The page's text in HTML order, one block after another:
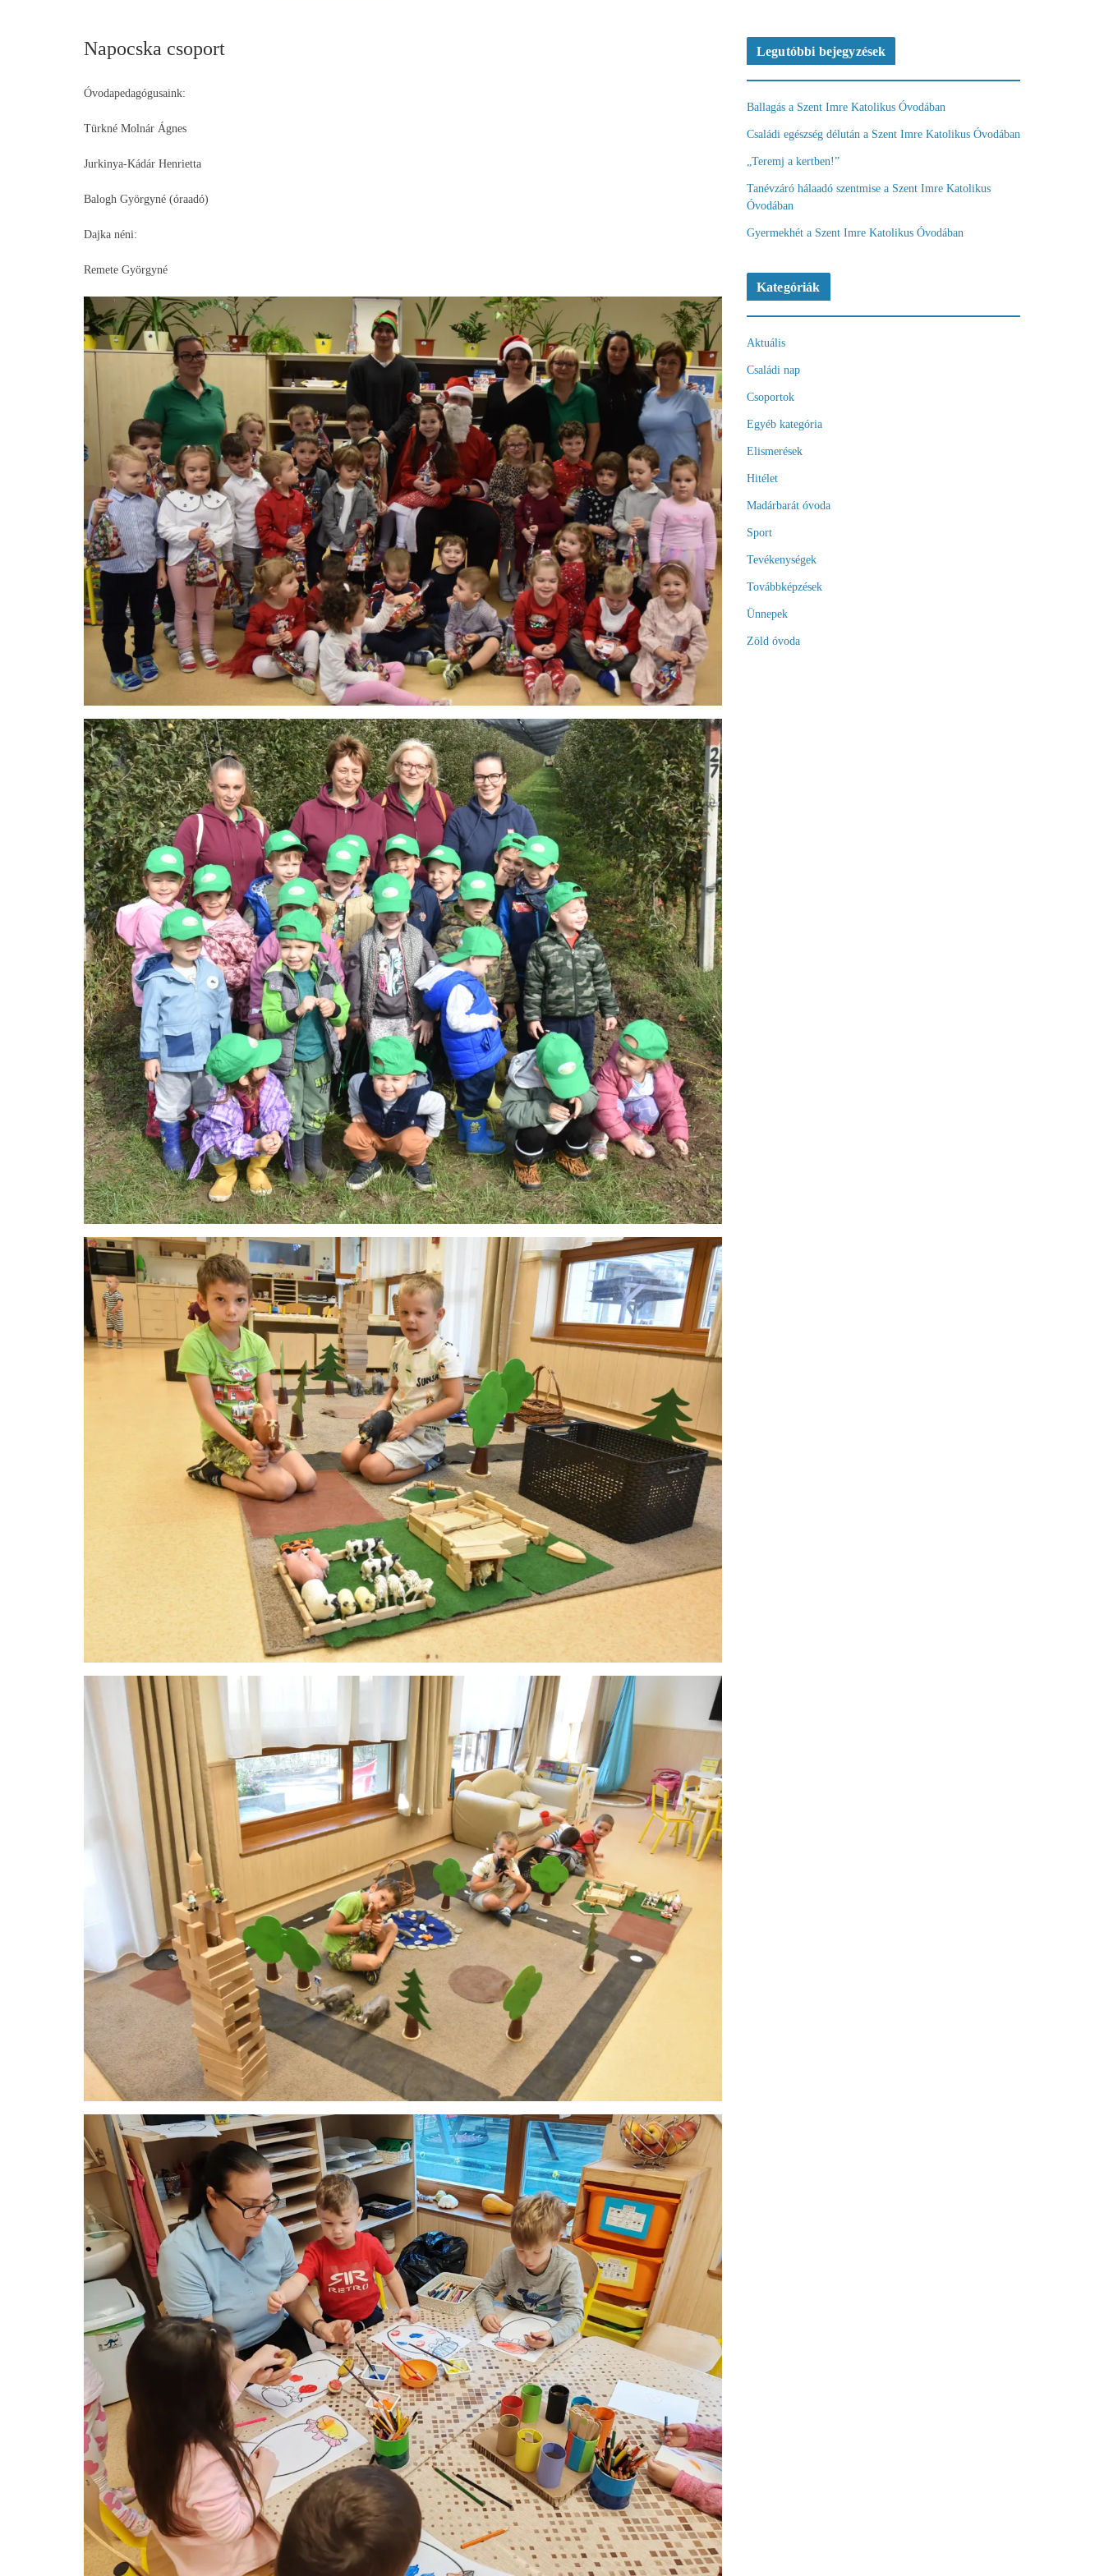
Napocska csoport
Óvodapedagógusaink:
Türkné Molnár Ágnes
Jurkinya-Kádár Henrietta
Balogh Györgyné (óraadó)
Dajka néni:
Remete Györgyné
Legutóbbi bejegyzések
Ballagás a Szent Imre Katolikus Óvodában
Családi egészség délután a Szent Imre Katolikus Óvodában
„Teremj a kertben!”
Tanévzáró hálaadó szentmise a Szent Imre Katolikus
Óvodában
Gyermekhét a Szent Imre Katolikus Óvodában
Kategóriák
Aktuális
Családi nap
Csoportok
Egyéb kategória
Elismerések
Hitélet
Madárbarát óvoda
Sport
Tevékenységek
Továbbképzések
Ünnepek
Zöld óvoda